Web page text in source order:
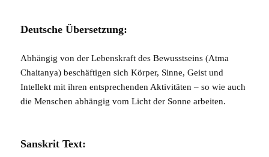
Deutsche Übersetzung:
Abhängig von der Lebenskraft des Bewusstseins (Atma
Chaitanya) beschäftigen sich Körper, Sinne, Geist und
Intellekt mit ihren entsprechenden Aktivitäten – so wie auch
die Menschen abhängig vom Licht der Sonne arbeiten.
Sanskrit Text: